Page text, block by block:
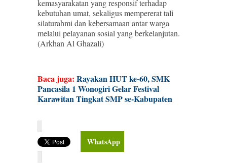
kemasyarakatan yang responsif terhadap
kebutuhan umat, sekaligus mempererat tali
silaturahmi dan kebersamaan antar warga
melalui pelayanan sosial yang berkelanjutan.
(Arkhan Al Ghazali)
Baca juga: Rayakan HUT ke-60, SMK
Pancasila 1 Wonogiri Gelar Festival
Karawitan Tingkat SMP se-Kabupaten
WhatsApp